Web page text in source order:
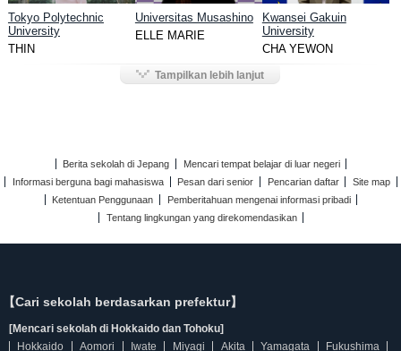
Tokyo Polytechnic
University
THIN
Universitas Musashino
ELLE MARIE
Kwansei Gakuin
University
CHA YEWON
Tampilkan lebih lanjut
Berita sekolah di Jepang
Mencari tempat belajar di luar negeri
Informasi berguna bagi mahasiswa
Pesan dari senior Pencarian daftar
Site map
Ketentuan Penggunaan
Pemberitahuan mengenai informasi pribadi
Tentang lingkungan yang direkomendasikan
【Cari sekolah berdasarkan prefektur】
[Mencari sekolah di Hokkaido dan Tohoku]
Hokkaido
Aomori Iwate Miyagi Akita Yamagata Fukushima